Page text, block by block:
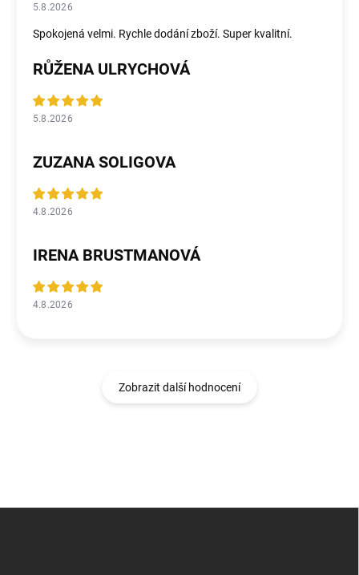
5.8.2026
Spokojená velmi. Rychle dodání zboží. Super kvalitní.
RŮŽENA ULRYCHOVÁ
5.8.2026
ZUZANA SOLIGOVA
4.8.2026
IRENA BRUSTMANOVÁ
4.8.2026
Zobrazit další hodnocení